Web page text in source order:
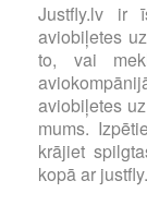
Justfly.lv ir
aviobiļetes
to, vai
aviobiļetes
mums.
krājiet
kopā ar